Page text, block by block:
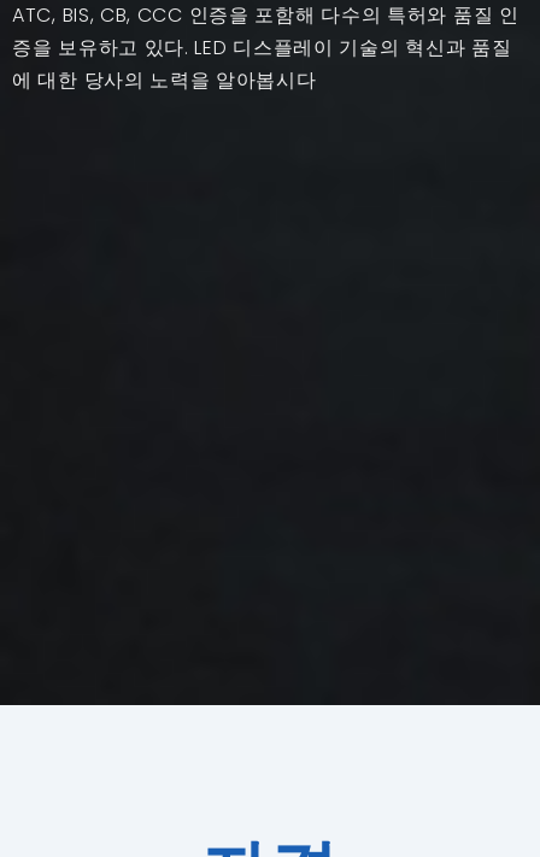
ATC, BIS, CB, CCC 인증을 포함해 다수의 특허와 품질 인
증을 보유하고 있다. LED 디스플레이 기술의 혁신과 품질
에 대한 당사의 노력을 알아봅시다